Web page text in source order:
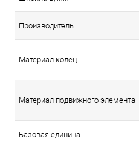
Производитель
Материал колец
Материал подвижного элемента
Базовая единица